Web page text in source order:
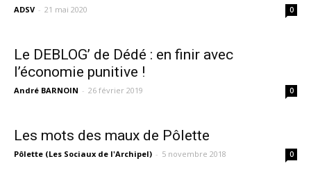
ADSV - 21 mai 2020 0
Le DEBLOG’ de Dédé : en finir avec
l’économie punitive !
André BARNOIN - 26 février 2019 0
Les mots des maux de Pôlette
Pôlette (Les Sociaux de l'Archipel) - 5 novembre 2018 0